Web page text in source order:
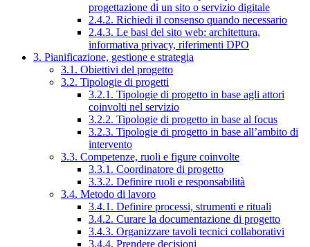
progettazione di un sito o servizio digitale
2.4.2. Richiedi il consenso quando necessario
2.4.3. Le basi del sito web: architettura,
informativa privacy, riferimenti DPO
3. Pianificazione, gestione e strategia
3.1. Obiettivi del progetto
3.2. Tipologie di progetti
3.2.1. Tipologie di progetto in base agli attori
coinvolti nel servizio
3.2.2. Tipologie di progetto in base al focus
3.2.3. Tipologie di progetto in base all’ambito di
intervento
3.3. Competenze, ruoli e figure coinvolte
3.3.1. Coordinatore di progetto
3.3.2. Definire ruoli e responsabilità
3.4. Metodo di lavoro
3.4.1. Definire processi, strumenti e rituali
3.4.2. Curare la documentazione di progetto
3.4.3. Organizzare tavoli tecnici collaborativi
3.4.4. Prendere decisioni